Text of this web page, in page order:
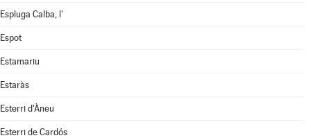
Espluga Calba, l'
Espot
Estamariu
Estaràs
Esterri d'Àneu
Esterri de Cardós